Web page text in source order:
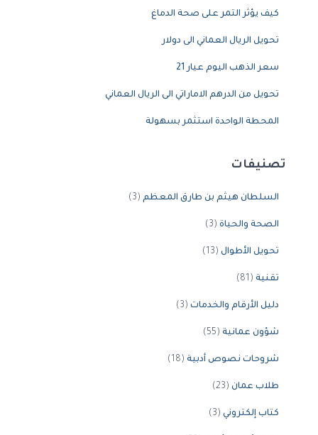
كيف يؤثر التمر على صحة الدماغ
تحويل الريال العماني الى دولار
سعر الذهب اليوم عيار 21
تحويل من الدرهم الاماراتي الى الريال العماني
المحطة الواحدة استثمر بسهولة
تصنيفات
السلطان هيثم بن طارق المعظم (3)
الصحة والحياة (3)
تحويل الأطوال (13)
تقنية (81)
دليل الأرقام والخدمات (3)
شؤون عمانية (55)
شروحات نصوص أدبية (18)
طلاب عمان (23)
كتاب إلكتروني (3)